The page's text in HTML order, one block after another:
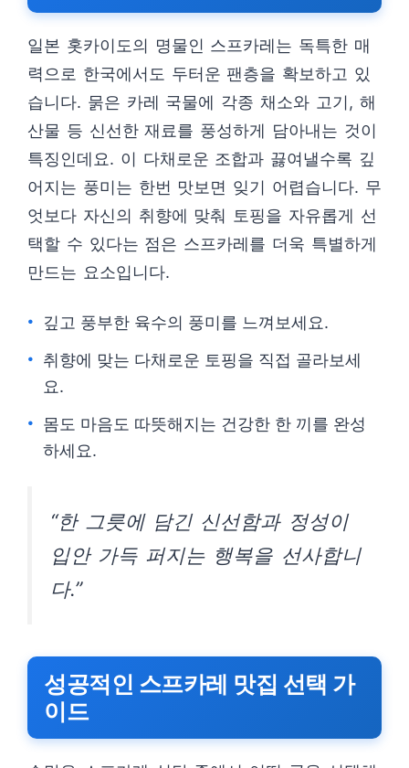
일본 홋카이도의 명물인 스프카레는 독특한 매
력으로 한국에서도 두터운 팬층을 확보하고 있
습니다. 묽은 카레 국물에 각종 채소와 고기, 해
산물 등 신선한 재료를 풍성하게 담아내는 것이
특징인데요. 이 다채로운 조합과 끓여낼수록 깊
어지는 풍미는 한번 맛보면 잊기 어렵습니다. 무
엇보다 자신의 취향에 맞춰 토핑을 자유롭게 선
택할 수 있다는 점은 스프카레를 더욱 특별하게
만드는 요소입니다.
깊고 풍부한 육수의 풍미를 느껴보세요.
취향에 맞는 다채로운 토핑을 직접 골라보세
요.
몸도 마음도 따뜻해지는 건강한 한 끼를 완성
하세요.
“한 그릇에 담긴 신선함과 정성이
입안 가득 퍼지는 행복을 선사합니
다.”
성공적인 스프카레 맛집 선택 가
이드